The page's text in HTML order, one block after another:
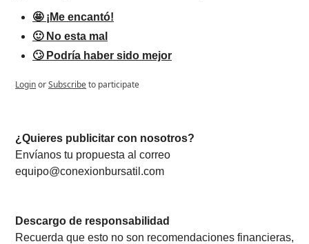
🤩 ¡Me encantó!
🙂 No esta mal
🙄 Podría haber sido mejor
LoginorSubscribeto participate
¿Quieres publicitar con nosotros?
equipo@conexionbursatil.com
Descargo de responsabilidad
Recuerda que esto no son recomendaciones financieras,